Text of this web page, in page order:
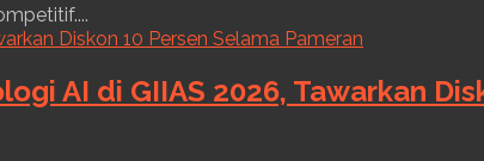
AI di GIIAS 2026, Tawarkan